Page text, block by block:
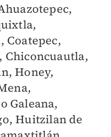
Coatepec,
Chiconcuautla,
Honey,
Galeana,
Huitzilan de